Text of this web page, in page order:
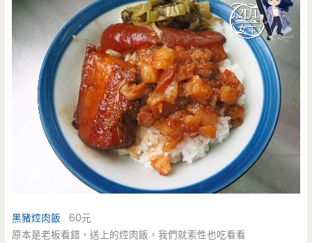
黑豬焢肉飯 60元
原本是老板看錯，送上的焢肉飯，我們就索性也吃看看